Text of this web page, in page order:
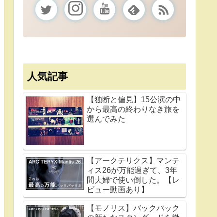
人気記事
【独断と偏見】15公演の中
から最高の終わりなき旅を
選んでみた
【アークテリクス】マンテ
ィス26が万能過ぎて、3年
間夫婦で使い倒した。【レ
ビュー動画あり】
【モノリス】バックパック